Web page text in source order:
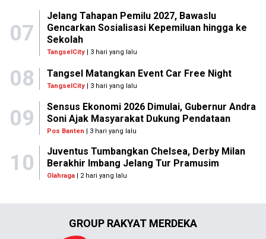
07
Jelang Tahapan Pemilu 2027, Bawaslu
Gencarkan Sosialisasi Kepemiluan hingga ke
Sekolah
TangselCity| 3 hari yang lalu
08 Tangsel Matangkan Event Car Free Night
TangselCity | 3 hari yang lalu
09
Sensus Ekonomi 2026 Dimulai, Gubernur Andra
Soni Ajak Masyarakat Dukung Pendataan
Pos Banten | 3 hari yang lalu
10
Juventus Tumbangkan Chelsea, Derby Milan
Berakhir Imbang Jelang Tur Pramusim
Olahraga| 2 hari yang lalu
GROUP RAKYAT MERDEKA